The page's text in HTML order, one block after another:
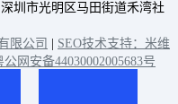
圳市光明区马田街道禾湾社
限公司
SEO技术支持：米维
公网安备44030002005683号